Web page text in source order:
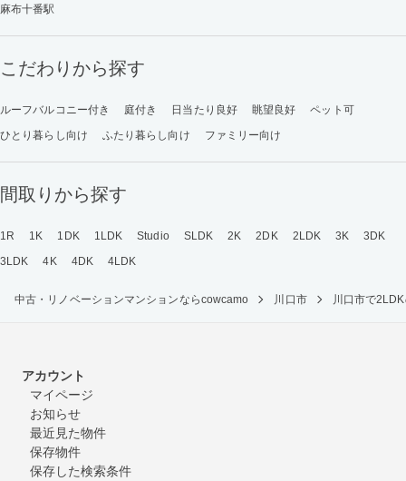
麻布十番駅
こだわりから探す
ルーフバルコニー付き 庭付き 日当たり良好 眺望良好
ペット可
ひとり暮らし向け
ふたり暮らし向け ファミリー向け
間取りから探す
1R 1K 1DK 1LDK Studio SLDK 2K 2DK 2LDK 3K
3DK
3LDK
4K 4DK 4LDK
中古・リノベーションマンションならcowcamo 川口市 川口市で
アカウント
マイページ
お知らせ
最近見た物件
保存物件
保存した検索条件